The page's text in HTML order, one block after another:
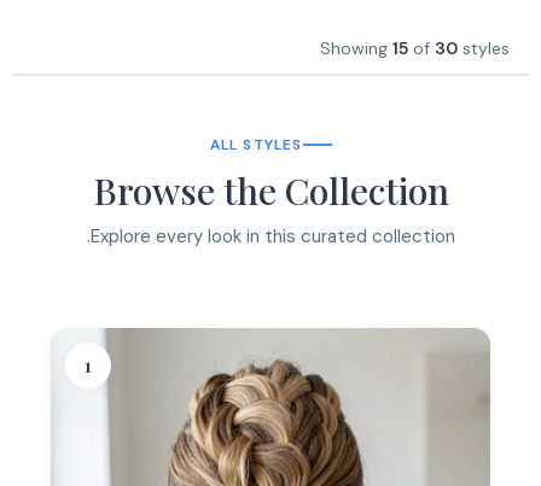
Showing 15 of 30 styles
ALL STYLES
Browse the Collection
Explore every look in this curated collection.
1